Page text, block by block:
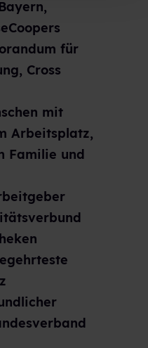
für
Cross
mit
Arbeitsplatz,
Familie und